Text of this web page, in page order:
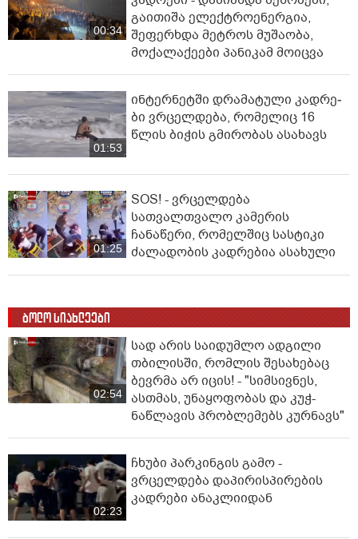
00:34
გაითიშა ელექტროენერგია,
შეფერხდა მეტროს მუშაობა,
მოქალაქეები პანიკამ მოიცვა
01:53
ინ­ტერ­ნეტ­ში დრა­მა­ტუ­ლი კად­რე­
ბი ვრცელდება, რომელიც 16
წლის ბიჭის გმირობას ასახავს
01:25
SOS! - ვრცელდება
სათვალთვალო კამერის
ჩანაწერი, რომელშიც სასტიკი
ძალადობის კადრებია ასახული
ბოლო სიახლეები
02:54
სად არის საიდუმლო ადგილი
თბილისში, რომლის შესახებაც
ბევრმა არ იცის! - "სიმსივნეს,
ასთმას, უნაყოფობას და კუჭ-
ნაწლავის პრობლემებს კურნავს"
02:23
ჩხუბი პარკინგის გამო -
ვრცელდება დაპირისპირების
კადრები ანაკლიიდან